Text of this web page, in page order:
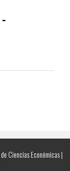
Ciencias Económicas |